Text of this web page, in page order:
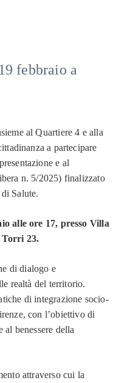
febbraio a
al Quartiere 4 e alla
a partecipare
e al
n. 5/2025) finalizzato
Salute.
alle ore 17, presso Villa
Torri 23.
di dialogo e
realtà del territorio.
di integrazione socio-
con l’obiettivo di
benessere della
attraverso cui la